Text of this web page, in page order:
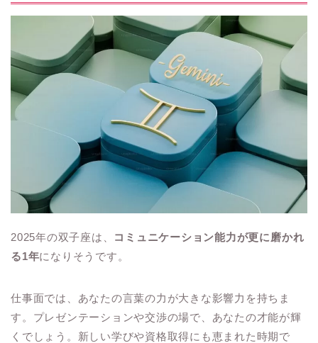
2025年の双子座は、 コミュニケーション能力が更に磨かれ
る1年になりそうです。
仕事面では、あなたの言葉の力が大きな影響力を持ちま
す。プレゼンテーションや交渉の場で、あなたの才能が輝
くでしょう。新しい学びや資格取得にも恵まれた時期で